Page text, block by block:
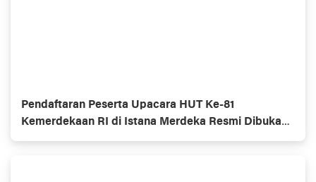
Pendaftaran Peserta Upacara HUT Ke-81
Kemerdekaan RI di Istana Merdeka Resmi Dibuka
Hari Ini 5 Agustus 2026